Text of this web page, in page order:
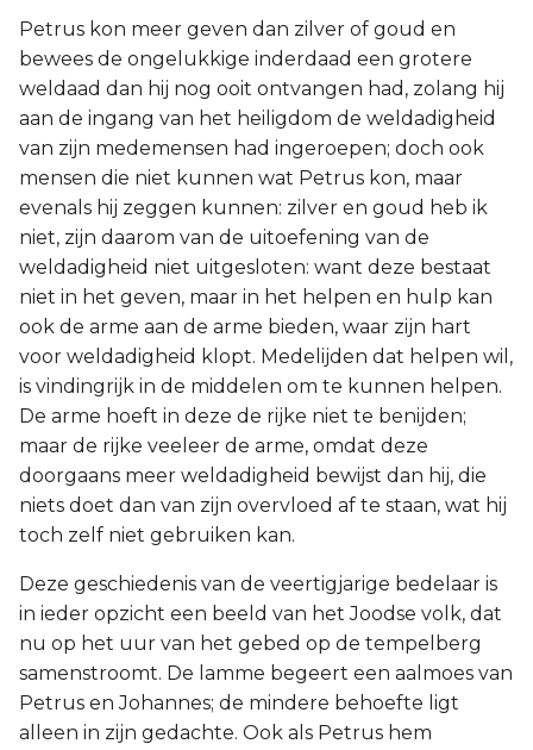
Petrus kon meer geven dan zilver of goud en
bewees de ongelukkige inderdaad een grotere
weldaad dan hij nog ooit ontvangen had, zolang hij
aan de ingang van het heiligdom de weldadigheid
van zijn medemensen had ingeroepen; doch ook
mensen die niet kunnen wat Petrus kon, maar
evenals hij zeggen kunnen: zilver en goud heb ik
niet, zijn daarom van de uitoefening van de
weldadigheid niet uitgesloten: want deze bestaat
niet in het geven, maar in het helpen en hulp kan
ook de arme aan de arme bieden, waar zijn hart
voor weldadigheid klopt. Medelijden dat helpen wil,
is vindingrijk in de middelen om te kunnen helpen.
De arme hoeft in deze de rijke niet te benijden;
maar de rijke veeleer de arme, omdat deze
doorgaans meer weldadigheid bewijst dan hij, die
niets doet dan van zijn overvloed af te staan, wat hij
toch zelf niet gebruiken kan.
Deze geschiedenis van de veertigjarige bedelaar is
in ieder opzicht een beeld van het Joodse volk, dat
nu op het uur van het gebed op de tempelberg
samenstroomt. De lamme begeert een aalmoes van
Petrus en Johannes; de mindere behoefte ligt
alleen in zijn gedachte. Ook als Petrus hem